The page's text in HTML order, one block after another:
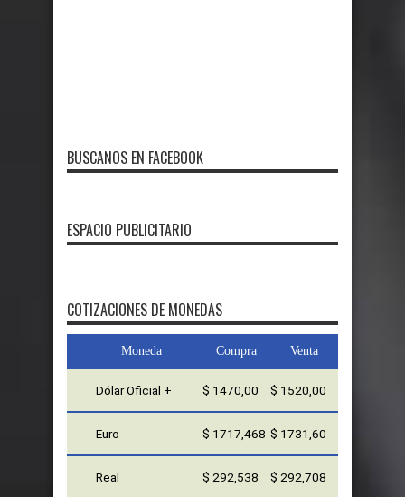
BUSCANOS EN FACEBOOK
ESPACIO PUBLICITARIO
COTIZACIONES DE MONEDAS
Moneda Compra Venta
Dólar Oficial + $ 1470,00 $ 1520,00
Euro $ 1717,468 $ 1731,60
Real $ 292,538 $ 292,708